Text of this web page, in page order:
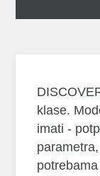
klase.
imati -